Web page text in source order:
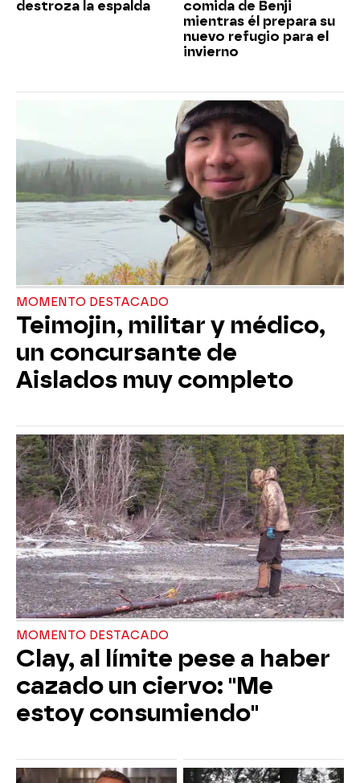
destroza la espalda
comida de Benji
mientras él prepara su
nuevo refugio para el
invierno
MOMENTO DESTACADO
Teimojin, militar y médico,
un concursante de
Aislados muy completo
MOMENTO DESTACADO
Clay, al límite pese a haber
cazado un ciervo: "Me
estoy consumiendo"